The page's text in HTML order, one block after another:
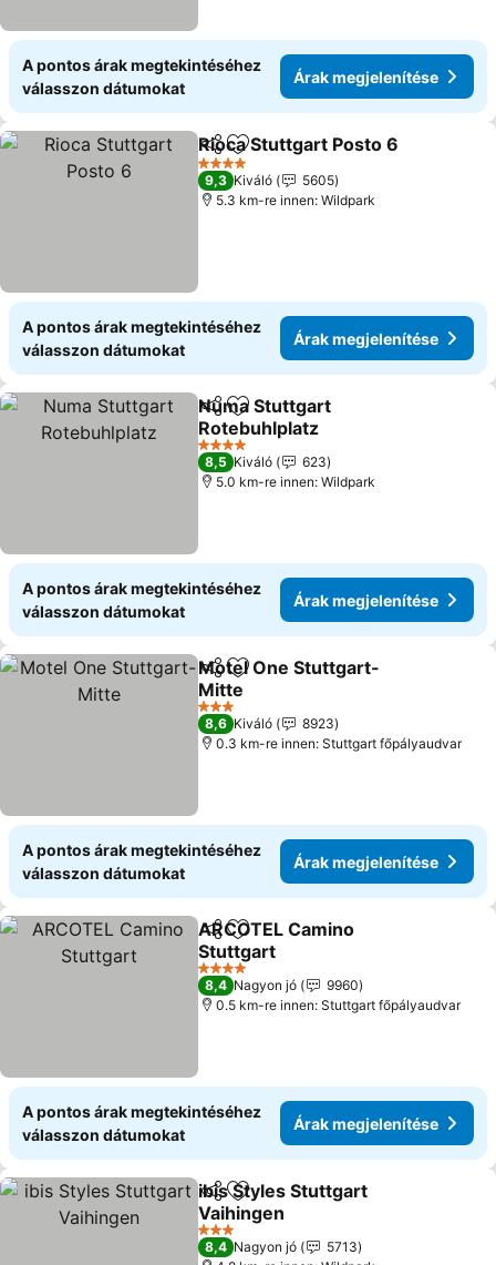
A pontos árak megtekintéséhez
válasszon dátumokat
Árak megjelenítése
Megosztás
Hozzáadás a kedvencekhez
Rioca Stuttgart Posto 6
4 Kategória
9,3 Kiváló
5605
5.3 km-re innen: Wildpark
A pontos árak megtekintéséhez
válasszon dátumokat
Árak megjelenítése
Megosztás
Hozzáadás a kedvencekhez
Numa Stuttgart
Rotebuhlplatz
Árak megjelenítése
4 Kategória
8,5 Kiváló
623
5.0 km-re innen: Wildpark
A pontos árak megtekintéséhez
válasszon dátumokat
Árak megjelenítése
Megosztás
Hozzáadás a kedvencekhez
Motel One Stuttgart-
Mitte
Árak megjelenítése
3 Kategória
8,6 Kiváló
8923
0.3 km-re innen: Stuttgart főpályaudvar
A pontos árak megtekintéséhez
válasszon dátumokat
Árak megjelenítése
Megosztás
Hozzáadás a kedvencekhez
ARCOTEL Camino
Stuttgart
Árak megjelenítése
4 Kategória
8,4 Nagyon jó
9960
0.5 km-re innen: Stuttgart főpályaudvar
A pontos árak megtekintéséhez
válasszon dátumokat
Árak megjelenítése
Megosztás
Hozzáadás a kedvencekhez
ibis Styles Stuttgart
Vaihingen
Árak megjelenítése
3 Kategória
8,4 Nagyon jó
5713